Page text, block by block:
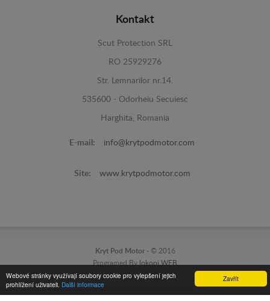
Zavřít
Webové stránky využívají soubory cookie pro vylepšení jejich
prohlížení uživateli. Další informace
Kontakt
Scut Protection SRL
RO 25929276
Str. Lemnarilor nr.14.
535600 - Odorheiu Secuiesc
Harghita, Romania
E-mail: info@krytpodmotor.com
Site: www.krytpodmotor.com
Kryt Pod Motor - © 2016
Programed By lokopi WEB